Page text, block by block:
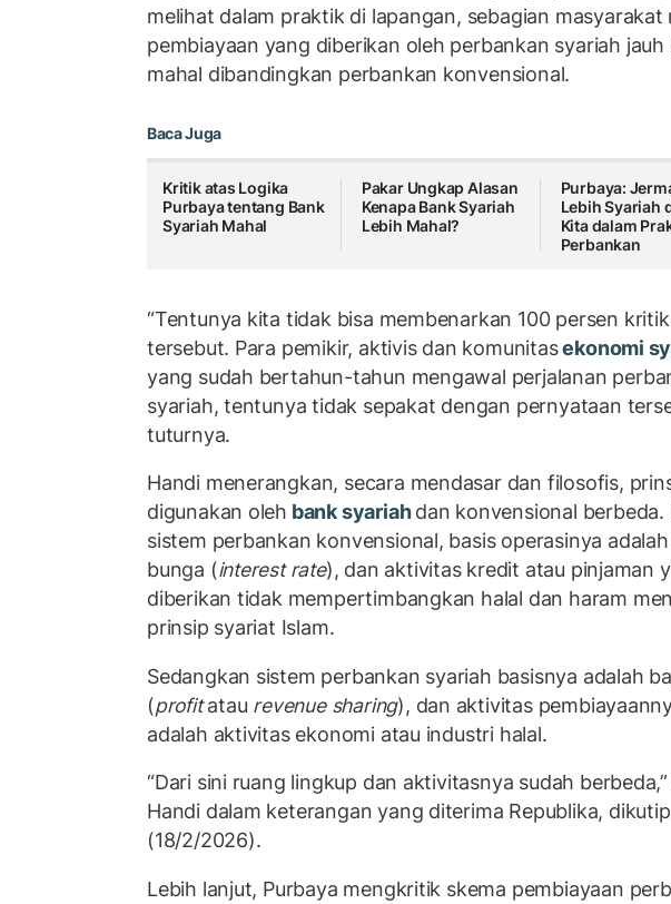
melihat dalam praktik di lapangan, sebagian masyarakat
pembiayaan yang diberikan oleh perbankan syariah jauh
mahal dibandingkan perbankan konvensional.
Baca Juga
Kritik atas Logika
Purbaya tentang Bank
Syariah Mahal
Pakar Ungkap Alasan
Kenapa Bank Syariah
Lebih Mahal?
Purbaya:
Lebih Syariah
Kita dalam
Perbankan
“Tentunya kita tidak bisa membenarkan 100 persen
tersebut. Para pemikir, aktivis dan komunitasekonomi
yang sudah bertahun-tahun mengawal perjalanan
syariah, tentunya tidak sepakat dengan pernyataan
tuturnya.
Handi menerangkan, secara mendasar dan filosofis,
digunakan oleh bank syariahdan konvensional berbeda.
sistem perbankan konvensional, basis operasinya
bunga (interest rate), dan aktivitas kredit atau pinjaman
diberikan tidak mempertimbangkan halal dan haram
prinsip syariat Islam.
Sedangkan sistem perbankan syariah basisnya adalah
(profitatau revenue sharing), dan aktivitas
adalah aktivitas ekonomi atau industri halal.
“Dari sini ruang lingkup dan aktivitasnya sudah
Handi dalam keterangan yang diterima Republika,
(18/2/2026).
Lebih lanjut, Purbaya mengkritik skema pembiayaan